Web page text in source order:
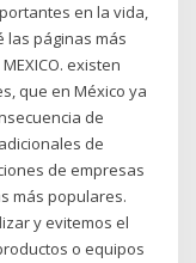
en la vida,
las páginas más
existen
que en México ya
de
de
de empresas
más populares.
y evitemos el
o equipos